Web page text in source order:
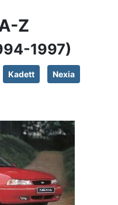
Z
1997)
Kadett Nexia